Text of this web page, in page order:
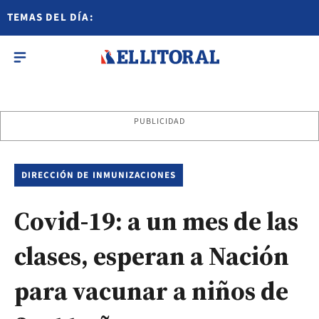
TEMAS DEL DÍA:
PUBLICIDAD
DIRECCIÓN DE INMUNIZACIONES
Covid-19: a un mes de las
clases, esperan a Nación
para vacunar a niños de